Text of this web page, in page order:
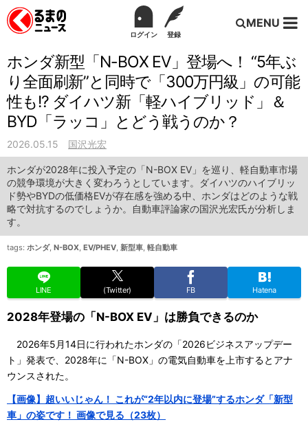
ログイン 登録
MENU
ホンダ新型「N-BOX EV」登場へ！ “5年ぶ
り全面刷新”と同時で「300万円級」の可能
性も!? ダイハツ新「軽ハイブリッド」＆
BYD「ラッコ」とどう戦うのか？
2026.05.15 国沢光宏
ホンダが2028年に投入予定の「N-BOX EV」を巡り、軽自動車市場
の競争環境が大きく変わろうとしています。ダイハツのハイブリッ
ド勢やBYDの低価格EVが存在感を強める中、ホンダはどのような戦
略で対抗するのでしょうか。自動車評論家の国沢光宏氏が分析しま
す。
tags: ホンダ, N-BOX, EV/PHEV, 新型車, 軽自動車
LINE (Twitter) FB Hatena
2028年登場の「N-BOX EV」は勝負できるのか
2026年5月14日に行われたホンダの「2026ビジネスアップデー
ト」発表で、2028年に「N-BOX」の電気自動車を上市するとアナ
ウンスされた。
【画像】超いいじゃん！ これが“2年以内に登場”するホンダ「新型
車」の姿です！ 画像で見る（23枚）